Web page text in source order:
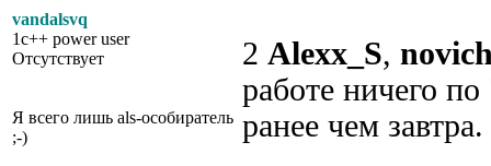
vandalsvq
1c++ power user
Отсутствует
Я всего лишь als-особиратель
;-)
2 Alexx_S,
работе ничего
ранее чем завтра.